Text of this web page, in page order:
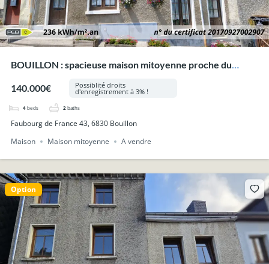
BOUILLON : spacieuse maison mitoyenne proche du
140.000€
Possiblité droits
d'enregistrement à 3% !
4 beds 2 baths
Faubourg de France 43, 6830 Bouillon
Maison
Maison mitoyenne A vendre
Option